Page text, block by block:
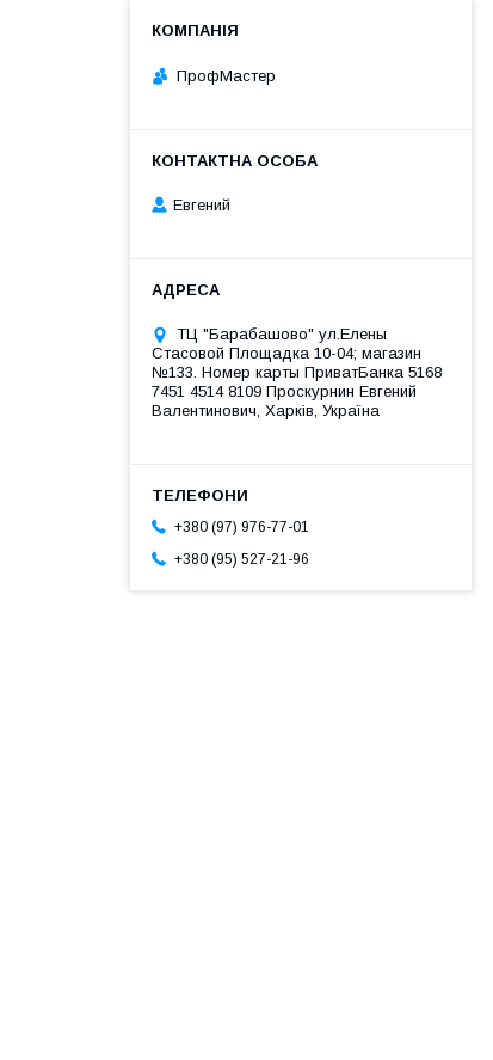
ПрофМастер
Евгений
ТЦ "Барабашово" ул.Елены
Стасовой Площадка 10-04; магазин
№133. Номер карты ПриватБанка 5168
7451 4514 8109 Проскурнин Евгений
Валентинович, Харків, Україна
+380 (97) 976-77-01
+380 (95) 527-21-96